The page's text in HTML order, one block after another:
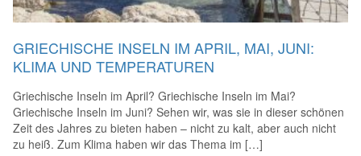
GRIECHISCHE INSELN IM APRIL, MAI, JUNI:
KLIMA UND TEMPERATUREN
Griechische Inseln im April? Griechische Inseln im Mai?
Griechische Inseln im Juni? Sehen wir, was sie in dieser schönen
Zeit des Jahres zu bieten haben – nicht zu kalt, aber auch nicht
zu heiß. Zum Klima haben wir das Thema im […]